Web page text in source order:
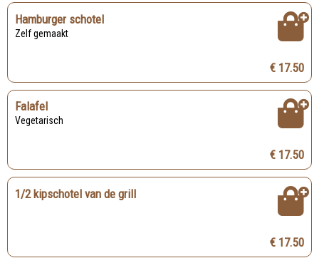
Hamburger schotel
Zelf gemaakt
€ 17.50
Falafel
Vegetarisch
€ 17.50
1/2 kipschotel van de grill
€ 17.50